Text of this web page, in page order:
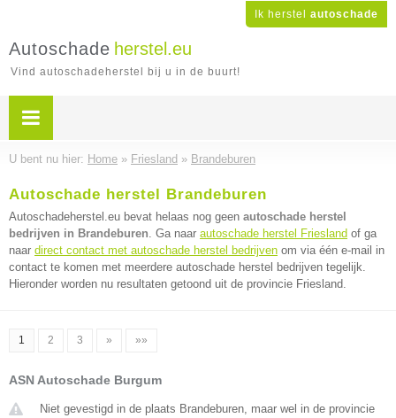
Ik herstel autoschade
Autoschade herstel.eu
Vind autoschadeherstel bij u in de buurt!
U bent nu hier: Home » Friesland » Brandeburen
Autoschade herstel Brandeburen
Autoschadeherstel.eu bevat helaas nog geen autoschade herstel
bedrijven in Brandeburen. Ga naar autoschade herstel Friesland of ga
naar direct contact met autoschade herstel bedrijven om via één e-mail in
contact te komen met meerdere autoschade herstel bedrijven tegelijk.
Hieronder worden nu resultaten getoond uit de provincie Friesland.
1 2 3 » »»
ASN Autoschade Burgum
Niet gevestigd in de plaats Brandeburen, maar wel in de provincie